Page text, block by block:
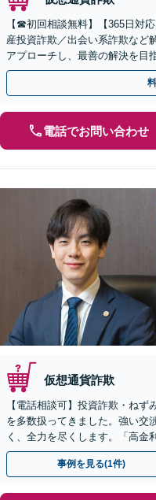
【☎︎初回相談無料】【365日対
産投資詐欺／出会い系詐欺など
アプローチし、最善の解決を目
分】
電話でお問い合わせ
仮想通貨詐欺
【電話相談可】投資詐欺・ね
を多数扱ってきました。強い交
く、全力を尽くします。「高金
った」等、まずはお電話くださ
事例を見る(1件)